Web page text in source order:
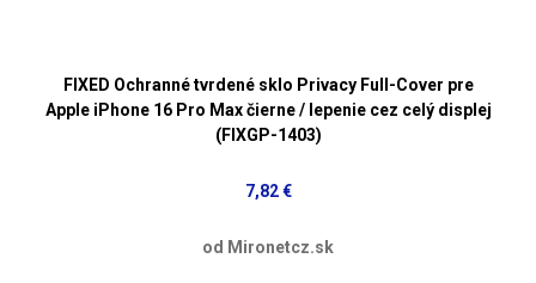
FIXED Ochranné tvrdené sklo Privacy Full-Cover pre
Apple iPhone 16 Pro Max čierne / lepenie cez celý displej
(FIXGP-1403)
7,82 €
od Mironetcz.sk